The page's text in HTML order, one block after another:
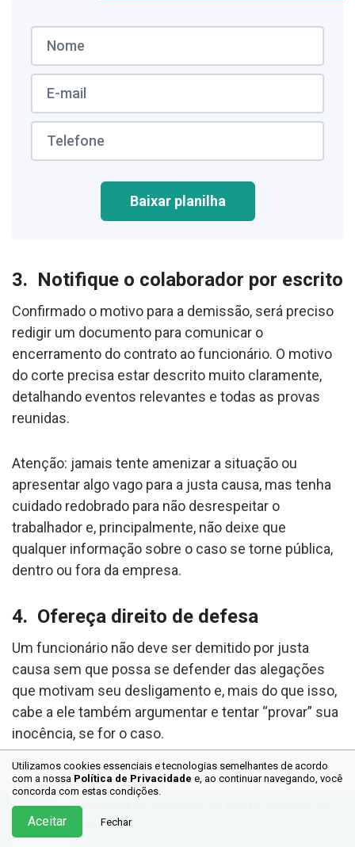
Baixar planilha
3. Notifique o colaborador por escrito
Confirmado o motivo para a demissão, será preciso
redigir um documento para comunicar o
encerramento do contrato ao funcionário. O motivo
do corte precisa estar descrito muito claramente,
detalhando eventos relevantes e todas as provas
reunidas.
Atenção: jamais tente amenizar a situação ou
apresentar algo vago para a justa causa, mas tenha
cuidado redobrado para não desrespeitar o
trabalhador e, principalmente, não deixe que
qualquer informação sobre o caso se torne pública,
dentro ou fora da empresa.
4. Ofereça direito de defesa
Um funcionário não deve ser demitido por justa
causa sem que possa se defender das alegações
que motivam seu desligamento e, mais do que isso,
cabe a ele também argumentar e tentar “provar” sua
inocência, se for o caso.
A política interna da empresa também pode ser um
fator determinante nesse momento, já que talvez
acabe “jogando luz” para um problema, mais do que
para uma atitude de má fé, por exemplo.
Sistema de Controle de ponto e Banco de
Horas
Utilizamos cookies essenciais e tecnologias semelhantes de acordo
com a nossa Política de Privacidade e, ao continuarnavegando, você
concorda com estas condições.
Aceitar Fechar